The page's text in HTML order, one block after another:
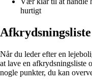
hurtigt
Når du leder efter en
at lave en afkrydsningsliste
nogle punkter, du kan